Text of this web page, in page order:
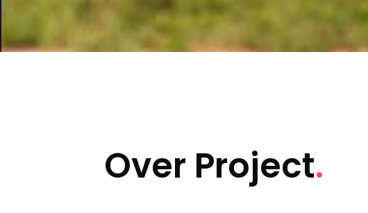
Over Project